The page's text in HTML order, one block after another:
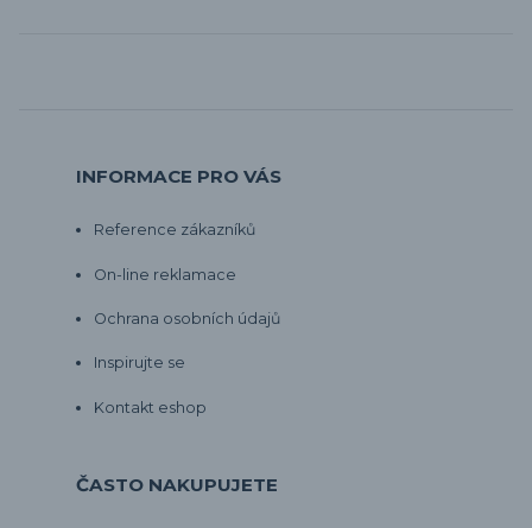
INFORMACE PRO VÁS
Reference zákazníků
On-line reklamace
Ochrana osobních údajů
Inspirujte se
Kontakt eshop
ČASTO NAKUPUJETE